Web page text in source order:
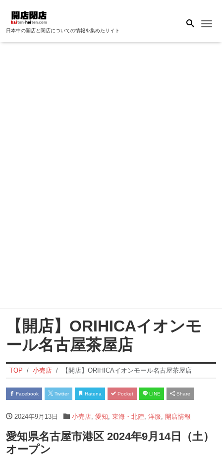
日本中の開店と閉店についての情報を集めたサイト
【開店】ORIHICAイオンモ
ール名古屋茶屋店
TOP 小売店 【開店】ORIHICAイオンモール名古屋茶屋店
Facebook Twitter Hatena Pocket LINE Share
2024年9月13日 小売店, 愛知 東海・北陸, 洋服 開店情報
愛知県名古屋市港区 2024年9月14日（土）
オープン